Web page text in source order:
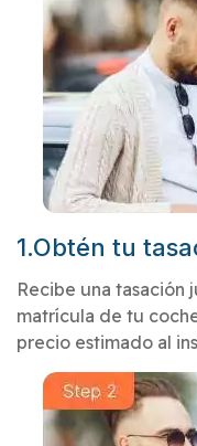
1.Obtén tu
Recibe una tasación
matrícula de tu
precio estimado al